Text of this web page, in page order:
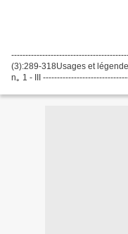
(3):289-318Usages et
n｡ 1 - III